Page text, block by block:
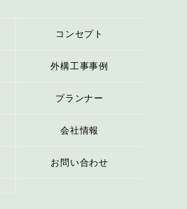
コンセプト
外構工事事例
プランナー
会社情報
お問い合わせ